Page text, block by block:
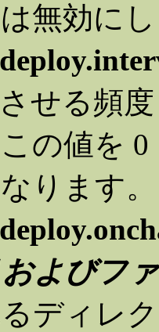
無効に
せる頻
の値を
ります。
よびフ
ディレ